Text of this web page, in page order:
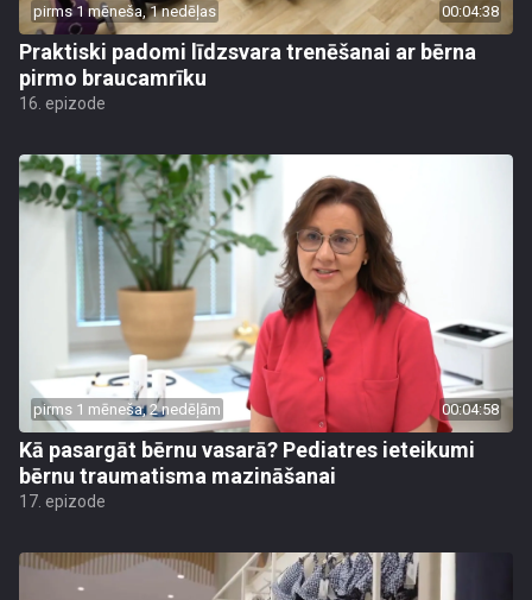
pirms 1 mēneša, 1 nedēļas 00:04:38
Praktiski padomi līdzsvara trenēšanai ar bērna
pirmo braucamrīku
16. epizode
pirms 1 mēneša, 2 nedēļām 00:04:58
Kā pasargāt bērnu vasarā? Pediatres ieteikumi
bērnu traumatisma mazināšanai
17. epizode